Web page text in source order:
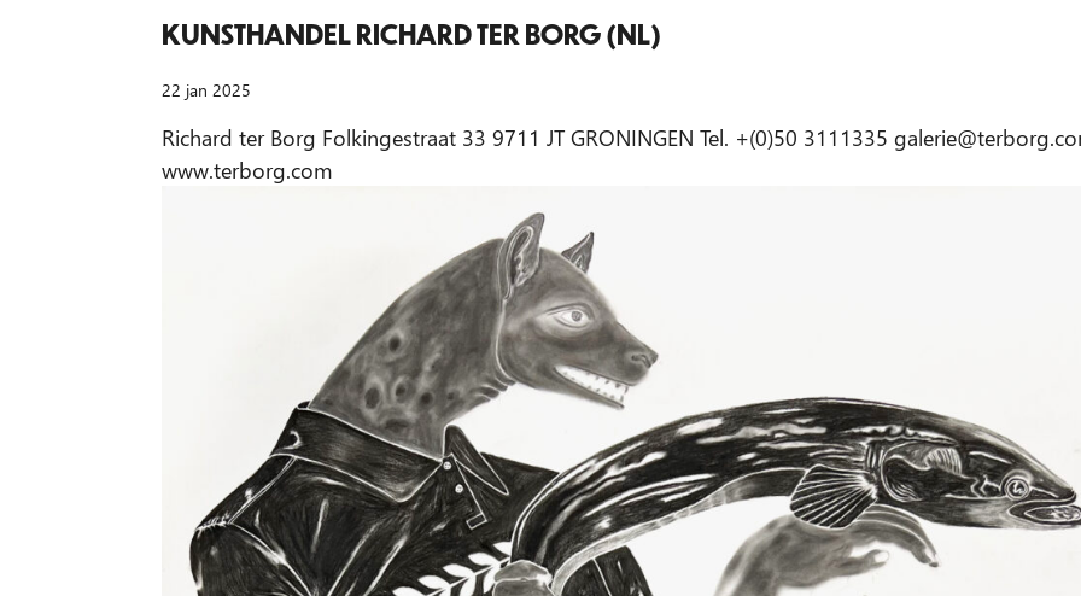
KUNSTHANDEL RICHARD TER BORG (NL)
22 jan 2025
Richard ter Borg Folkingestraat 33 9711 JT GRONINGEN Tel. +(0)50 3111335
www.terborg.com